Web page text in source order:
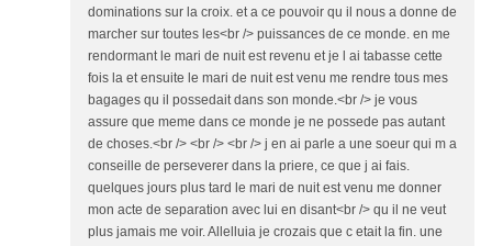
dominations sur la croix. et a ce pouvoir qu il nous a donne de
marcher sur toutes les<br /> puissances de ce monde. en me
rendormant le mari de nuit est revenu et je l ai tabasse cette
fois la et ensuite le mari de nuit est venu me rendre tous mes
bagages qu il possedait dans son monde.<br /> je vous
assure que meme dans ce monde je ne possede pas autant
de choses.<br /> <br /> <br /> j en ai parle a une soeur qui m a
conseille de perseverer dans la priere, ce que j ai fais.
quelques jours plus tard le mari de nuit est venu me donner
mon acte de separation avec lui en disant<br /> qu il ne veut
plus jamais me voir. Allelluia je crozais que c etait la fin. une